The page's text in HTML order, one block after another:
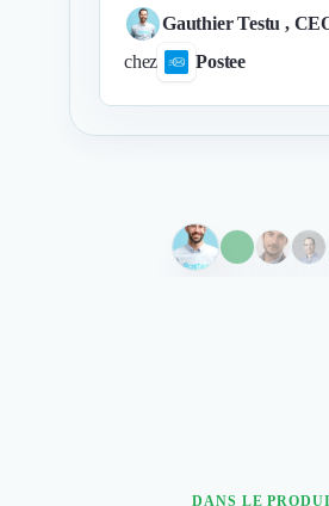
Nettoyage & Ménage
Clubs & Réseaux Professionnels
Espaces de Coworking
Gauthier Testu,
chez
Postee
DANS LE